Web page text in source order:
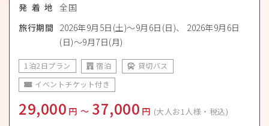
発 着 地 全国
旅行期間 2026年9月5日(土)〜9月6日(日)
2026年9月6日
(日)〜9月7日(月)
1泊2日プラン 宿泊
貸切バス
イベントチケット付き
29,000 円 〜 37,000 円 (大人お1人様・税込)